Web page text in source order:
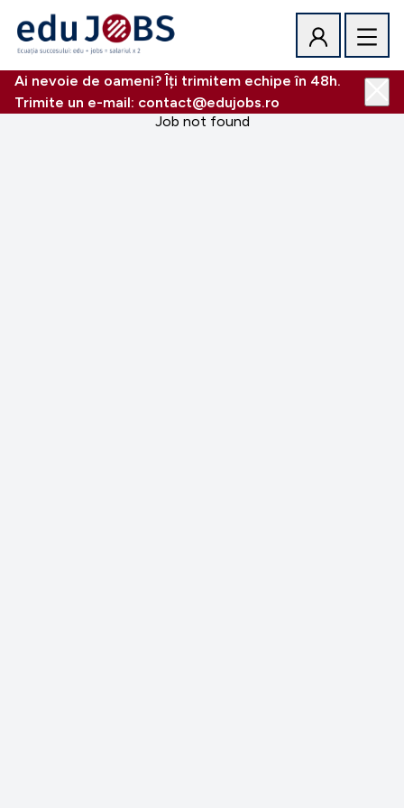
Ai nevoie de oameni? Îți trimitem echipe în 48h.
Trimite un e-mail: contact@edujobs.ro
Job not found